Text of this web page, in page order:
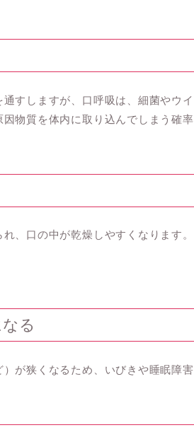
すしますが、口呼吸は、細菌やウ
物質を体内に取り込んでしまう確率
、口の中が乾燥しやすくなります
る
が狭くなるため、いびきや睡眠障害